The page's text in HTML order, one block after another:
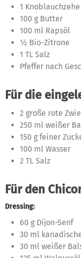
1 Knoblauchzehe
100 g Butter
100 ml Rapsöl
½ Bio-Zitrone
1 TL Salz
Pfeffer nach
Für die
2 große rote
250 ml weißer
150 g feiner
100 ml Wasser
2 TL Salz
Für den
Dressing:
60 g Dijon-Senf
30 ml
30 ml weißer